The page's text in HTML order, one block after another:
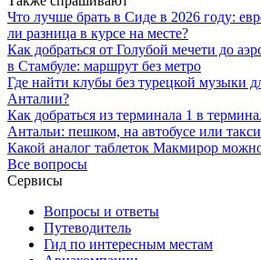
Что лучше брать в Сиде в 2026 году:
ли разница в курсе на месте?
Как добраться от Голубой мечети до
в Стамбуле: маршрут без метро
Где найти клубы без турецкой музыки
Анталии?
Как добраться из терминала 1 в
Антальи: пешком, на автобусе или
Какой аналог таблеток Макмирор
Все вопросы
Сервисы
Вопросы и ответы
Путеводитель
Гид по интересным местам